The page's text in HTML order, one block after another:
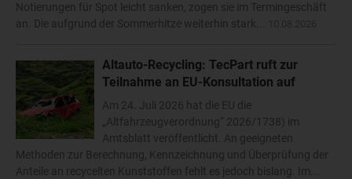
Notierungen für Spot leicht sanken, zogen sie im Termingeschäft
an. Die aufgrund der Sommerhitze weiterhin stark...
Altauto-Recycling: TecPart ruft zur
Teilnahme an EU-Konsultation auf
Am 24. Juli 2026 hat die EU die
„Altfahrzeugverordnung“ 2026/1738) im
Amtsblatt veröffentlicht. An geeigneten
Methoden zur Berechnung, Kennzeichnung und Überprüfung der
Anteile an recycelten Kunststoffen fehlt es jedoch bislang. Im...